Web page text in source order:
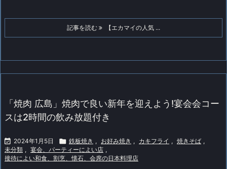
記事を読む 【エカマイの人気 ...
「焼肉 広島」焼肉で良い新年を迎えよう!宴会会コー
スは2時間の飲み放題付き
 2024年1月5日  鉄板焼き , お好み焼き , カキフライ , 焼きそば ,
未分類 , 宴会、パーティーによい店 ,
接待によい和食、割烹、懐石、会席の日本料理店